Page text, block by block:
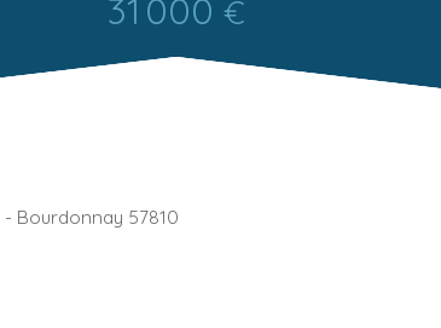
31 000 €
Bourdonnay 57810